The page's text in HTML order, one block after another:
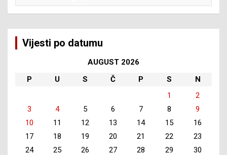
Vijesti po datumu
AUGUST 2026
P
U S Č P S
N
1
2
3
4 5 6 7 8
9
10
11 12 13 14 15
16
17
18 19 20 21 22
23
24
25 26 27 28 29
30